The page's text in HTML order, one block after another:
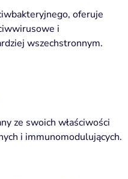
oferuje
i
wszechstronnym.
ze swoich właściwości
i immunomodulujących.